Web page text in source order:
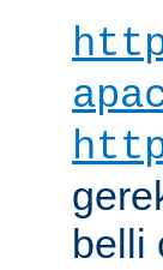
belli